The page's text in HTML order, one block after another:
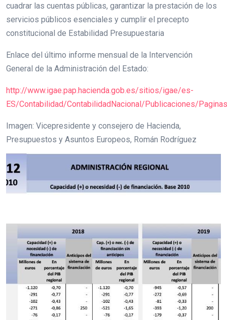
cuadrar las cuentas públicas, garantizar la prestación de los
servicios públicos esenciales y cumplir el precepto
constitucional de Estabilidad Presupuestaria
Enlace del último informe mensual de la Intervención
General de la Administración del Estado:
http://www.igae.pap.hacienda.gob.es/sitios/igae/es-
ES/Contabilidad/ContabilidadNacional/Publicaciones/
Imagen: Vicepresidente y consejero de Hacienda,
Presupuestos y Asuntos Europeos, Román Rodríguez